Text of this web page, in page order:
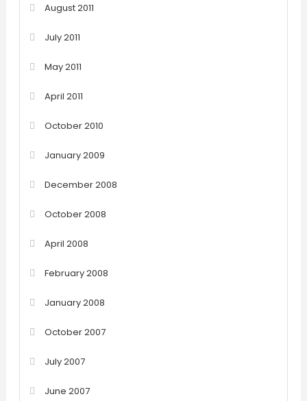
August 2011
July 2011
May 2011
April 2011
October 2010
January 2009
December 2008
October 2008
April 2008
February 2008
January 2008
October 2007
July 2007
June 2007